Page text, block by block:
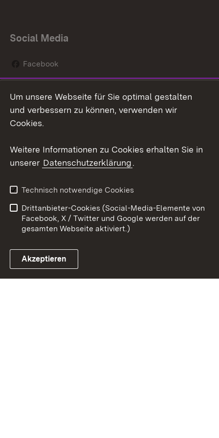
Social Media
Facebook
Social Wall
Youtube
Link zum Landesportal
Kontakt
Datenschutz
Barrierefreiheit
Impressum Cookies
Um unsere Webseite für Sie optimal gestalten
und verbessern zu können, verwenden wir
Cookies.
Weitere Informationen zu Cookies erhalten Sie in
unserer Datenschutzerklärung.
Technisch notwendige Cookies
Drittanbieter-Cookies (Social-Media-Elemente von
Facebook, X / Twitter und Google werden auf der
gesamten Webseite aktiviert.)
Akzeptieren